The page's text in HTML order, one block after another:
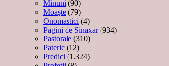
Minuni (90)
Moaşte (79)
Onomastici (4)
Pagini de Sinaxar(934)
Pastorale (310)
Pateric (12)
Predici (1.324)